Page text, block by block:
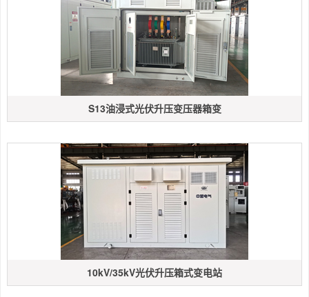
S13油浸式光伏升压变压器箱变
10kV/35kV光伏升压箱式变电站